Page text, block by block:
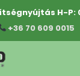
H-P:
+36 70 609 0015